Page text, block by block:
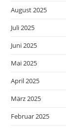
August 2025
Juli 2025
Juni 2025
Mai 2025
April 2025
März 2025
Februar 2025